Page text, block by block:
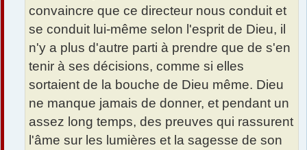
convaincre que ce directeur nous conduit et
se conduit lui-même selon l'esprit de Dieu, il
n'y a plus d'autre parti à prendre que de s'en
tenir à ses décisions, comme si elles
sortaient de la bouche de Dieu même. Dieu
ne manque jamais de donner, et pendant un
assez long temps, des preuves qui rassurent
l'âme sur les lumières et la sagesse de son